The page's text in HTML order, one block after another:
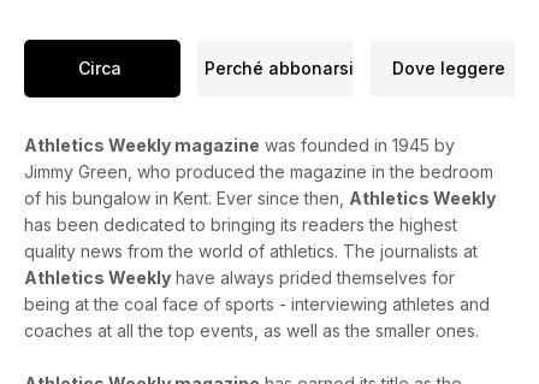
Circa Perché abbonarsi Dove leggere
Athletics Weekly magazine was founded in 1945 by
Jimmy Green, who produced the magazine in the bedroom
of his bungalow in Kent. Ever since then, Athletics Weekly
has been dedicated to bringing its readers the highest
quality news from the world of athletics. The journalists at
Athletics Weekly have always prided themselves for
being at the coal face of sports - interviewing athletes and
coaches at all the top events, as well as the smaller ones.